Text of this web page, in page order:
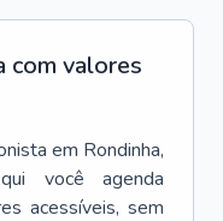
com valores
em Rondinha,
você agenda
acessíveis, sem